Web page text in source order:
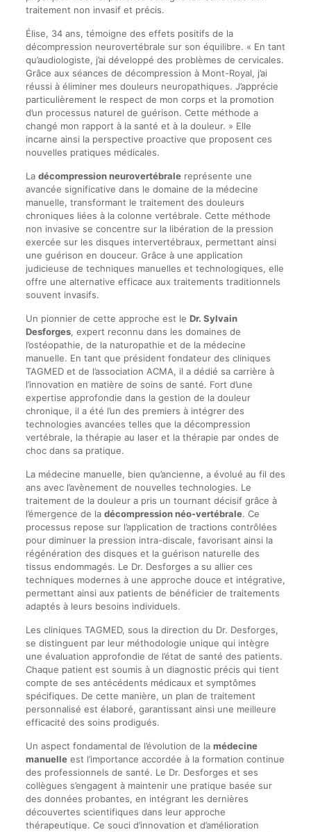
traitement non invasif et précis.
Élise, 34 ans, témoigne des effets positifs de la
décompression neurovertébrale sur son équilibre. « En tant
qu’audiologiste, j’ai développé des problèmes de cervicales.
Grâce aux séances de décompression à Mont-Royal, j’ai
réussi à éliminer mes douleurs neuropathiques. J’apprécie
particulièrement le respect de mon corps et la promotion
d’un processus naturel de guérison. Cette méthode a
changé mon rapport à la santé et à la douleur. » Elle
incarne ainsi la perspective proactive que proposent ces
nouvelles pratiques médicales.
La décompression neurovertébralereprésente une
avancée significative dans le domaine de la médecine
manuelle, transformant le traitement des douleurs
chroniques liées à la colonne vertébrale. Cette méthode
non invasive se concentre sur la libération de la pression
exercée sur les disques intervertébraux, permettant ainsi
une guérison en douceur. Grâce à une application
judicieuse de techniques manuelles et technologiques, elle
offre une alternative efficace aux traitements traditionnels
souvent invasifs.
Un pionnier de cette approche est le Dr. Sylvain
Desforges, expert reconnu dans les domaines de
l’ostéopathie, de la naturopathie et de la médecine
manuelle. En tant que président fondateur des cliniques
TAGMED et de l’association ACMA, il a dédié sa carrière à
l’innovation en matière de soins de santé. Fort d’une
expertise approfondie dans la gestion de la douleur
chronique, il a été l’un des premiers à intégrer des
technologies avancées telles que la décompression
vertébrale, la thérapie au laser et la thérapie par ondes de
choc dans sa pratique.
La médecine manuelle, bien qu’ancienne, a évolué au fil des
ans avec l’avènement de nouvelles technologies. Le
traitement de la douleur a pris un tournant décisif grâce à
l’émergence de la décompression néo-vertébrale. Ce
processus repose sur l’application de tractions contrôlées
pour diminuer la pression intra-discale, favorisant ainsi la
régénération des disques et la guérison naturelle des
tissus endommagés. Le Dr. Desforges a su allier ces
techniques modernes à une approche douce et intégrative,
permettant ainsi aux patients de bénéficier de traitements
adaptés à leurs besoins individuels.
Les cliniques TAGMED, sous la direction du Dr. Desforges,
se distinguent par leur méthodologie unique qui intègre
une évaluation approfondie de l’état de santé des patients.
Chaque patient est soumis à un diagnostic précis qui tient
compte de ses antécédents médicaux et symptômes
spécifiques. De cette manière, un plan de traitement
personnalisé est élaboré, garantissant ainsi une meilleure
efficacité des soins prodigués.
Un aspect fondamental de l’évolution de la médecine
manuelleest l’importance accordée à la formation continue
des professionnels de santé. Le Dr. Desforges et ses
collègues s’engagent à maintenir une pratique basée sur
des données probantes, en intégrant les dernières
découvertes scientifiques dans leur approche
thérapeutique. Ce souci d’innovation et d’amélioration